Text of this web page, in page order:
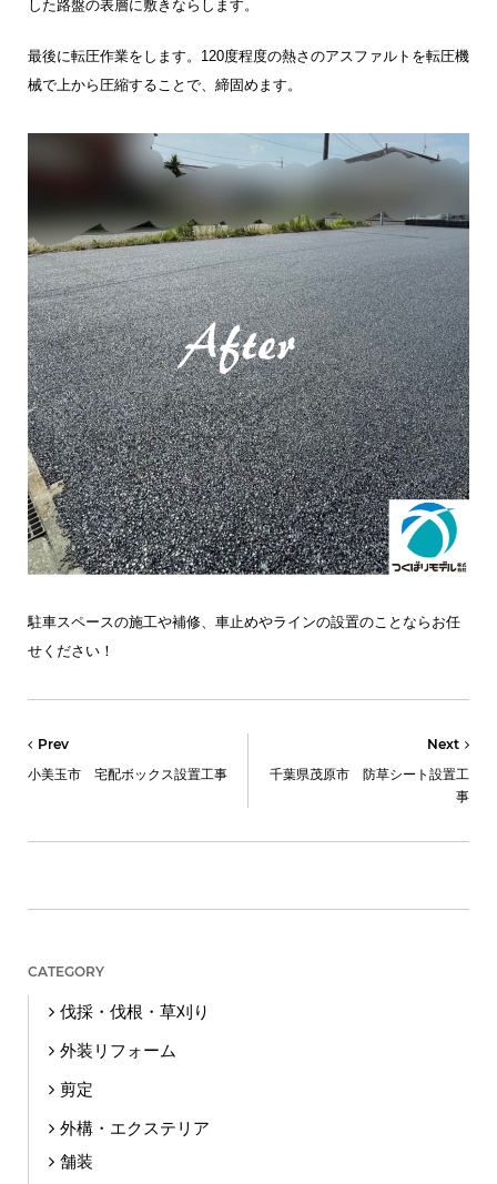
した路盤の表層に敷きならします。
最後に転圧作業をします。120度程度の熱さのアスファルトを転圧機
械で上から圧縮することで、締固めます。
駐車スペースの施工や補修、車止めやラインの設置のことならお任
せください！
Prev
小美玉市 宅配ボックス設置工事
Next
千葉県茂原市 防草シート設置工
事
CATEGORY
伐採・伐根・草刈り
外装リフォーム
剪定
外構・エクステリア
舗装